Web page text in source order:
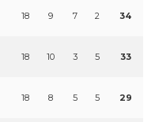
18 9 7 2 34
18 10 3 5 33
18 8 5 5 29